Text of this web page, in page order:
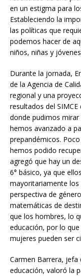
en un estigma para
Estableciendo la
las políticas que
podemos hacer de
niños, niñas y
Durante la jornada,
de la Agencia de
regional y una
resultados del
donde pudimos
hemos avanzado a
prepandémicos.
hemos podido
agregó que hay un
6° básico, ya que
mayoritariamente los
perspectiva de
matemáticas de
que los hombres, lo
educación, por lo
mujeres pueden ser
Carmen Barrera, jefa
educación, valoró la